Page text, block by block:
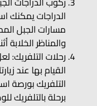
الدراجات يمكنك
مسارات الجبل
والمناظر الخلابة
رحلات التلفريك:
القيام بها عند
التلفريك بورصة
برحلة بالتلفريك